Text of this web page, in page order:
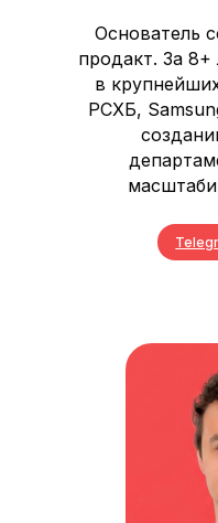
Основатель
продакт. За 8+
в
РСХБ,